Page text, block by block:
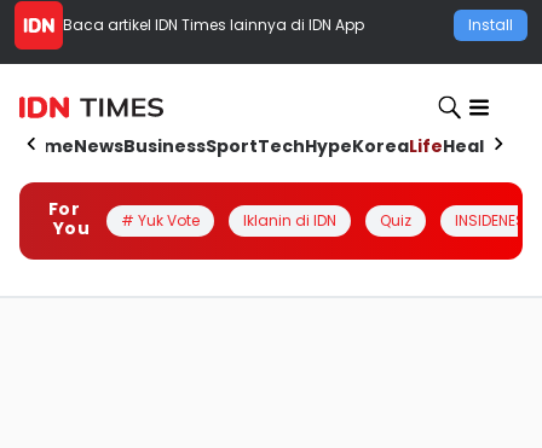
Baca artikel IDN Times lainnya di IDN App Install
HomeNewsBusinessSportTechHypeKoreaLifeHealth
For
You
# Yuk Vote Iklanin di IDN Quiz INSIDENESIA